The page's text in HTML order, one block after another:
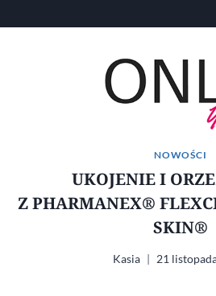
do
NOWOŚCI
UKOJENIE I
Z PHARMANEX®
SKIN®
Kasia 21